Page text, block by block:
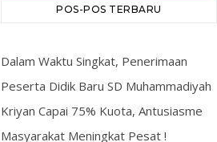
POS-POS TERBARU
Dalam Waktu Singkat, Penerimaan
Peserta Didik Baru SD Muhammadiyah
Kriyan Capai 75% Kuota, Antusiasme
Masyarakat Meningkat Pesat !